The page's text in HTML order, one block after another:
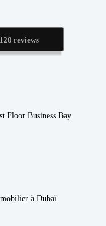
120 reviews
Floor Business Bay
à Dubaï